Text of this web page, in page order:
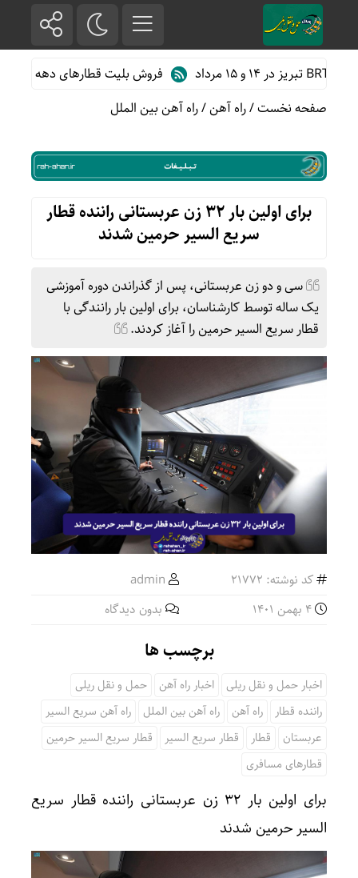
فروش بلیت قطارهای دهه آخر ماه صفر
صفحه نخست/راه آهن/راه آهن بین الملل
برای اولین بار ۳۲ زن عربستانی راننده قطار
سریع السیر حرمین شدند
سی و دو زن عربستانی، پس از گذراندن دوره آموزشی
یک ساله توسط کارشناسان، برای اولین بار رانندگی با
قطار سریع السیر حرمین را آغاز کردند.
کد نوشته: 21772
admin
بدون دیدگاه
برچسب ها
اخبار حمل و نقل ریلی اخبار راه آهن
حمل و نقل ریلی
راننده قطار
راه آهن راه آهن بین الملل
راه آهن سریع السیر
عربستان
قطار قطار سریع السیر
قطار سریع السیر حرمین
قطارهای مسافری
برای اولین بار ۳۲ زن عربستانی راننده قطار سریع
السیر حرمین شدند